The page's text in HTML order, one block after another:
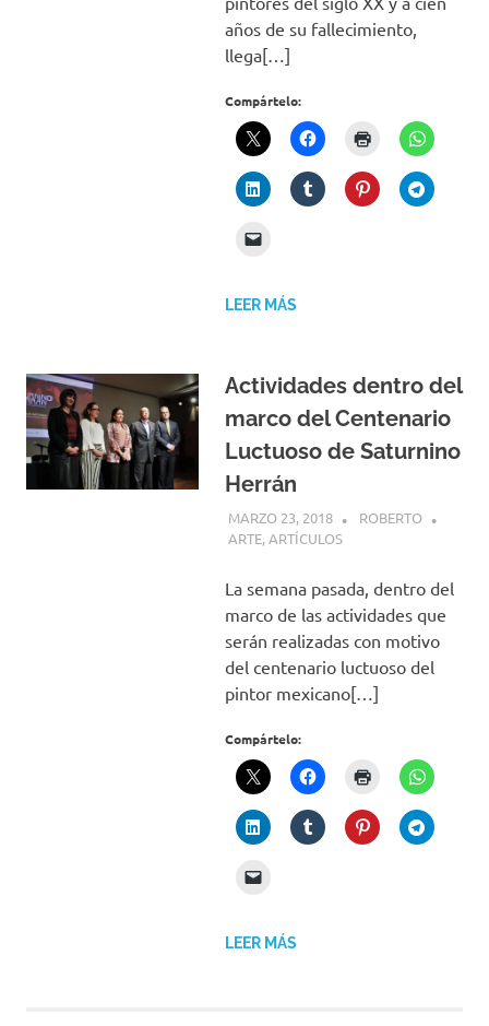
años de su fallecimiento,
llega[…]
Compártelo:
LEER MÁS
Actividades dentro del
marco del Centenario
Luctuoso de Saturnino
Herrán
MARZO 23, 2018
ROBERTO
ARTE,ARTÍCULOS
La semana pasada, dentro del
marco de las actividades que
serán realizadas con motivo
del centenario luctuoso del
pintor mexicano[…]
Compártelo:
LEER MÁS